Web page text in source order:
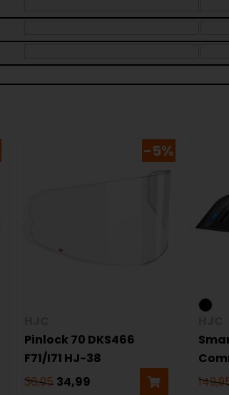
-5%
Pinlock 70 DKS466
F71/I71 HJ-38
36,95 34,99